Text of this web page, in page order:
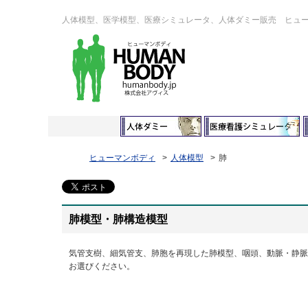
人体模型、医学模型、医療シミュレータ、人体ダミー販売 ヒュ
ヒューマンボディ 人体模型 肺
肺模型・肺構造模型
気管支樹、細気管支、肺胞を再現した肺模型、咽頭、動脈・静
お選びください。